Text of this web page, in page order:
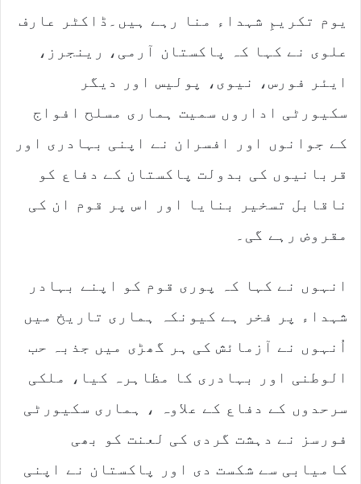
یوم تکریمِ شہداء منا رہے ہیں۔ڈاکٹر عارف
علوی نے کہا کہ پاکستان آرمی، رینجرز،
ایئر فورس، نیوی، پولیس اور دیگر
سکیورٹی اداروں سمیت ہماری مسلح افواج
کے جوانوں اور افسران نے اپنی بہادری اور
قربانیوں کی بدولت پاکستان کے دفاع کو
ناقابل تسخیر بنایا اور اس پر قوم ان کی
مقروض رہے گی۔
انہوں نے کہا کہ پوری قوم کو اپنے بہادر
شہداء پر فخر ہے کیونکہ ہماری تاریخ میں
اُنہوں نے آزمائش کی ہر گھڑی میں جذبہ حب
الوطنی اور بہادری کا مظاہرہ کیا، ملکی
سرحدوں کے دفاع کے علاوہ ، ہماری سکیورٹی
فورسز نے دہشت گردی کی لعنت کو بھی
کامیابی سے شکست دی اور پاکستان نے اپنی